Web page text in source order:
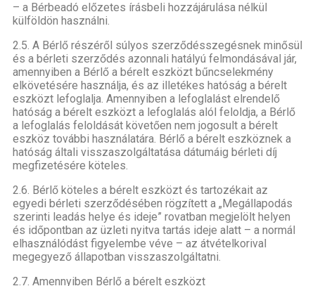
– a Bérbeadó előzetes írásbeli hozzájárulása nélkül
külföldön használni.
2.5. A Bérlő részéről súlyos szerződésszegésnek minősül
és a bérleti szerződés azonnali hatályú felmondásával jár,
amennyiben a Bérlő a bérelt eszközt bűncselekmény
elkövetésére használja, és az illetékes hatóság a bérelt
eszközt lefoglalja. Amennyiben a lefoglalást elrendelő
hatóság a bérelt eszközt a lefoglalás alól feloldja, a Bérlő
a lefoglalás feloldását követően nem jogosult a bérelt
eszköz további használatára. Bérlő a bérelt eszköznek a
hatóság általi visszaszolgáltatása dátumáig bérleti díj
megfizetésére köteles.
2.6. Bérlő köteles a bérelt eszközt és tartozékait az
egyedi bérleti szerződésében rögzített a „Megállapodás
szerinti leadás helye és ideje” rovatban megjelölt helyen
és időpontban az üzleti nyitva tartás ideje alatt – a normál
elhasználódást figyelembe véve – az átvételkorival
megegyező állapotban visszaszolgáltatni.
2.7. Amennyiben Bérlő a bérelt eszközt